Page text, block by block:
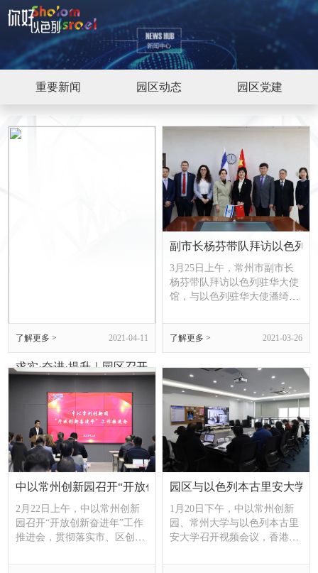
重要新闻 园区动态 园区党建
求实·奋进·提升｜园区召开二季度工作推进会
3月31日上午，围绕“求实、奋
进、提升”主题，园区召开二
季度工作推进会，总结各部门
近期工作进展情况，谋划部署
园区二季度各项重点工作。武
进区副区长、中以办主任李磊
出席会议，中以办、中以研究
院全体人员参加会议。会议通
报了2020年度园区集体和个人
表彰情况，传达了近期有关会
议精神。会上，中以办、中以
研究院各部门负
了解更多 > 2021-04-11
副市长杨芬带队拜访以色列
3月25日上午，常州市副市长
杨芬带队拜访以色列驻华大使
馆，与以色列驻华大使潘绮瑞
经济创新部主任吕媚思、商务
事务公使衔参赞艾晔乐，常州
市科技局副局长戴亚东，外事
办副主任司马双龙，武进区副
区长、中以常州创新园管理办
公室主任李磊等出席会议。潘
绮瑞大使指出，中以常州创新
园发展成效显著，
了解更多 > 2021-03-26
中以常州创新园召开“开放创新奋进年”工作推进会
2月22日上午，中以常州创新
园召开“开放创新奋进年”工作
推进会，贯彻落实市、区创新
年工作经验，明确2021年发展
园区与以色列本古里安大学
1月20日下午，中以常州创新
园、常州大学与以色列本古里
安大学召开视频会议，香港科
技术研究院院长李泽湘，武进